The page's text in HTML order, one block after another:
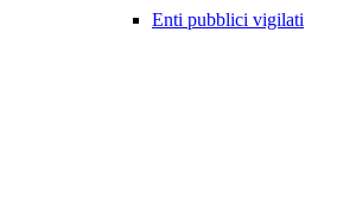
Enti pubblici vigilati